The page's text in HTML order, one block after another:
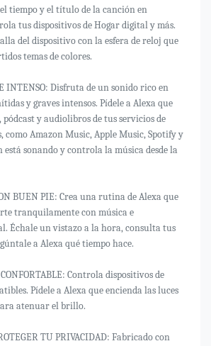
tiempo y el título de la canción en
tus dispositivos de Hogar digital y más.
del dispositivo con la esfera de reloj que
temas de colores.
INTENSO: Disfruta de un sonido rico en
y graves intensos. Pídele a Alexa que
y audiolibros de tus servicios de
como Amazon Music, Apple Music, Spotify y
está sonando y controla la música desde la
BUEN PIE: Crea una rutina de Alexa que
tranquilamente con música e
Échale un vistazo a la hora, consulta tus
a Alexa qué tiempo hace.
Controla dispositivos de
Pídele a Alexa que encienda las luces
atenuar el brillo.
TU PRIVACIDAD: Fabricado con